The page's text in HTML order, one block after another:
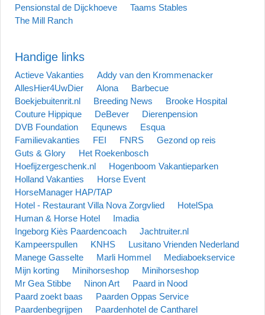
Pensionstal de Dijckhoeve
Taams Stables
The Mill Ranch
Handige links
Actieve Vakanties
Addy van den Krommenacker
AllesHier4UwDier
Alona
Barbecue
Boekjebuitenrit.nl
Breeding News
Brooke Hospital
Couture Hippique
DeBever
Dierenpension
DVB Foundation
Equnews
Esqua
Familievakanties
FEI FNRS
Gezond op reis
Guts & Glory
Het Roekenbosch
Hoefijzergeschenk.nl
Hogenboom Vakantieparken
Holland Vakanties
Horse Event
HorseManager HAP/TAP
Hotel - Restaurant Villa Nova Zorgvlied
HotelSpa
Human & Horse Hotel
Imadia
Ingeborg Kiès Paardencoach
Jachtruiter.nl
Kampeerspullen
KNHS
Lusitano Vrienden Nederland
Manege Gasselte
Marli Hommel
Mediaboekservice
Mijn korting
Minihorseshop
Minihorseshop
Mr Gea Stibbe
Ninon Art
Paard in Nood
Paard zoekt baas
Paarden Oppas Service
Paardenbegrijpen
Paardenhotel de Cantharel